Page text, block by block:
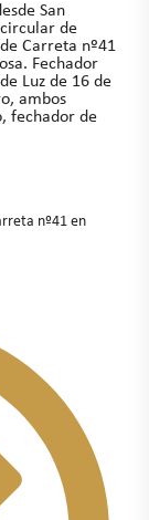
San
de
Carreta nº41
Fechador
Luz de 16 de
ambos
fechador de
nº41 en